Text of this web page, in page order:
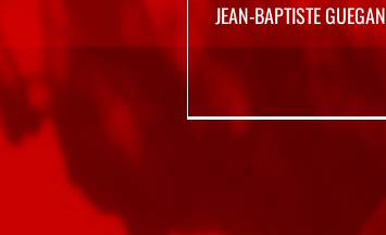
JEAN-BAPTISTE GUEGAN